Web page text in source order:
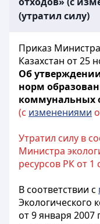
(утратил силу)
Приказ
Казахстан от 25
Об
норм
коммунальных
(с изменениями
Утратил силу в
Министра
ресурсов РК от 1
В соответствии с
Экологического
от 9 января 2007